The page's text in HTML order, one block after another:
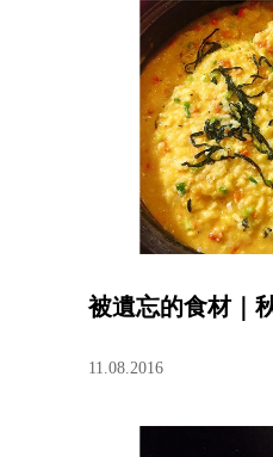
被遺忘的食材｜
11.08.2016